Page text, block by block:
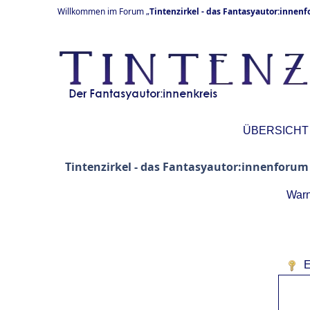
Willkommen im Forum „Tintenzirkel - das
ÜBERSICHT
Tintenzirkel - das Fantasyautor:innenforum